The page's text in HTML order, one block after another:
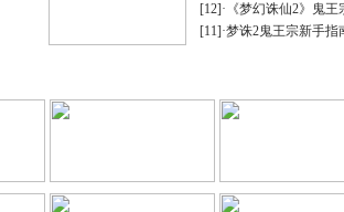
[12]· 《梦幻诛仙2》鬼
[11]·梦诛2鬼王宗新手